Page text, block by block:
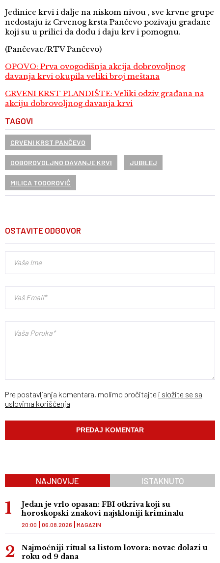
Jedinice krvi i dalje na niskom nivou , sve krvne grupe
nedostaju iz Crvenog krsta Pančevo pozivaju građane
koji su u prilici da dođu i daju krv i pomognu.
(Pančevac/RTV Pančevo)
OPOVO: Prva ovogodišnja akcija dobrovoljnog
davanja krvi okupila veliki broj meštana
CRVENI KRST PLANDIŠTE: Veliki odziv građana na
akciju dobrovoljnog davanja krvi
TAGOVI
CRVENI KRST PANČEVO
DOBOROVOLJNO DAVANJE KRVI JUBILEJ
MILICA TODOROVIĆ
OSTAVITE ODGOVOR
Pre postavljanja komentara, molimo pročitajte i složite se sa
uslovima korišćenja
NAJNOVIJE ISTAKNUTO
Jedan je vrlo opasan: FBI otkriva koji su
horoskopski znakovi najskloniji kriminalu
MAGAZIN
20:00 06.08.2026
Najmoćniji ritual sa listom lovora: novac dolazi u
roku od 9 dana